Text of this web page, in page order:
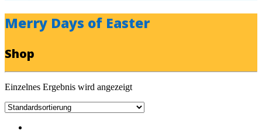
Merry Days of Easter
Shop
Einzelnes Ergebnis wird angezeigt